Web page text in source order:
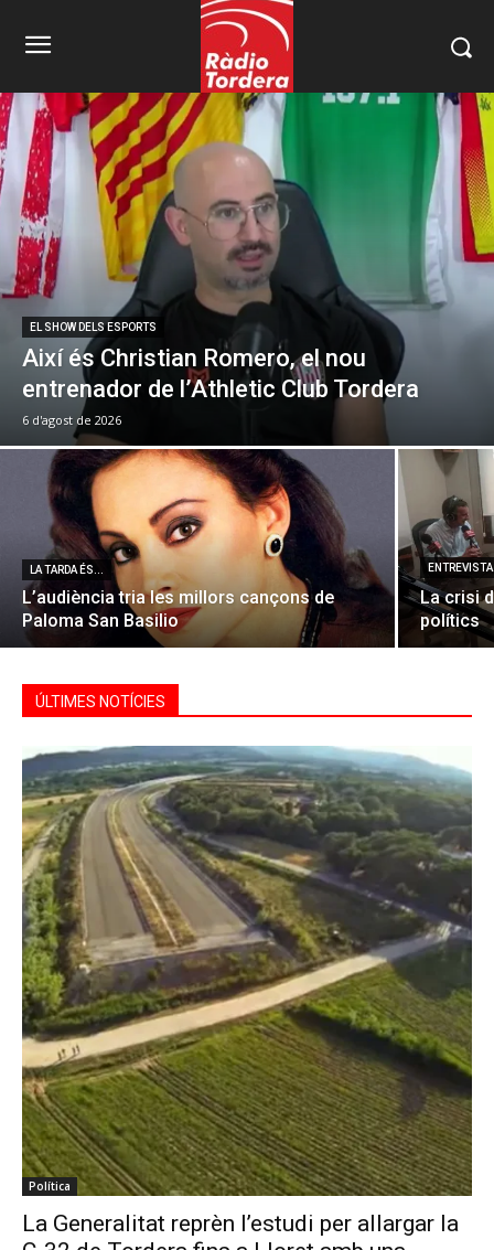
EL SHOW DELS ESPORTS
Així és Christian Romero, el nou
entrenador de l’Athletic Club Tordera
6 d'agost de 2026
LA TARDA ÉS...
L’audiència tria les millors cançons de
Paloma San Basilio
La crisi
polítics
ÚLTIMES NOTÍCIES
Política
La Generalitat reprèn l’estudi per allargar la